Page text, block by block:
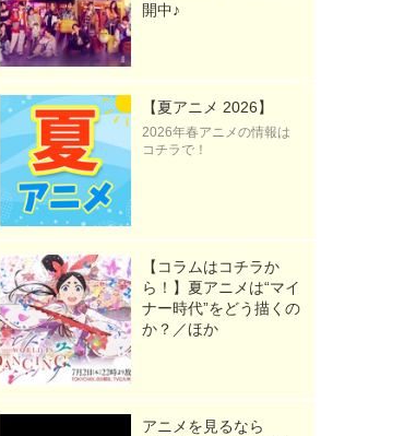
開中♪
【夏アニメ 2026】
2026年春アニメの情報は
コチラで！
【コラムはコチラか
ら！】夏アニメは“マイ
ナー時代”をどう描くの
か？／ほか
アニメを見るなら